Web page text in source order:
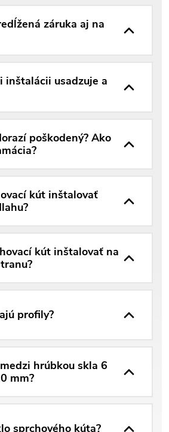
záruka aj na
inštalácii usadzuje a
poškodený? Ako
kút inštalovať
kút inštalovať na
profily?
hrúbkou skla 6
mm?
sprchového kúta?